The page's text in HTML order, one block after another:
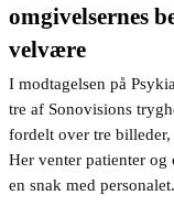
omgivelsernes
velvære
I modtagelsen på
tre af Sonovisions
fordelt over tre
Her venter patienter og
en snak med personalet.